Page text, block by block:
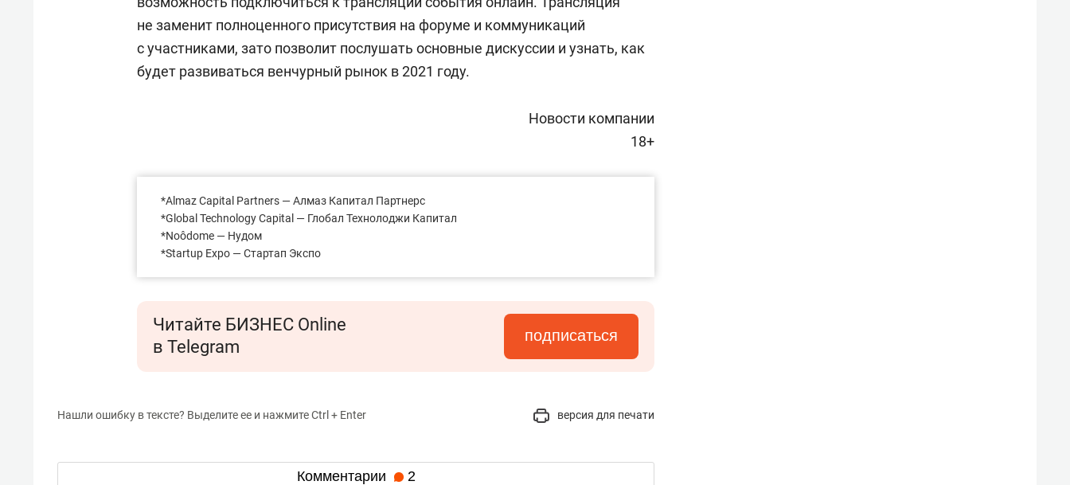
не заменит полноценного присутствия на форуме и коммуникаций
с участниками, зато позволит послушать основные дискуссии и узнать, как
будет развиваться венчурный рынок в 2021 году.
Новости компании
18+
*Almaz Capital Partners — Алмаз Капитал Партнерс
*Global Technology Capital — Глобал Технолоджи Капитал
*Noôdome — Нудом
*Startup Expo — Стартап Экспо
Читайте БИЗНЕС Online
в Telegram
подписаться
Нашли ошибку в тексте? Выделите ее и нажмите Ctrl + Enter версия для печати
Комментарии 2